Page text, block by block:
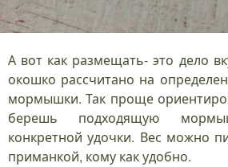
А вот как размещать- это дело
окошко рассчитано на
мормышки. Так проще
берешь подходящую
конкретной удочки. Вес можно
приманкой, кому как удобно.